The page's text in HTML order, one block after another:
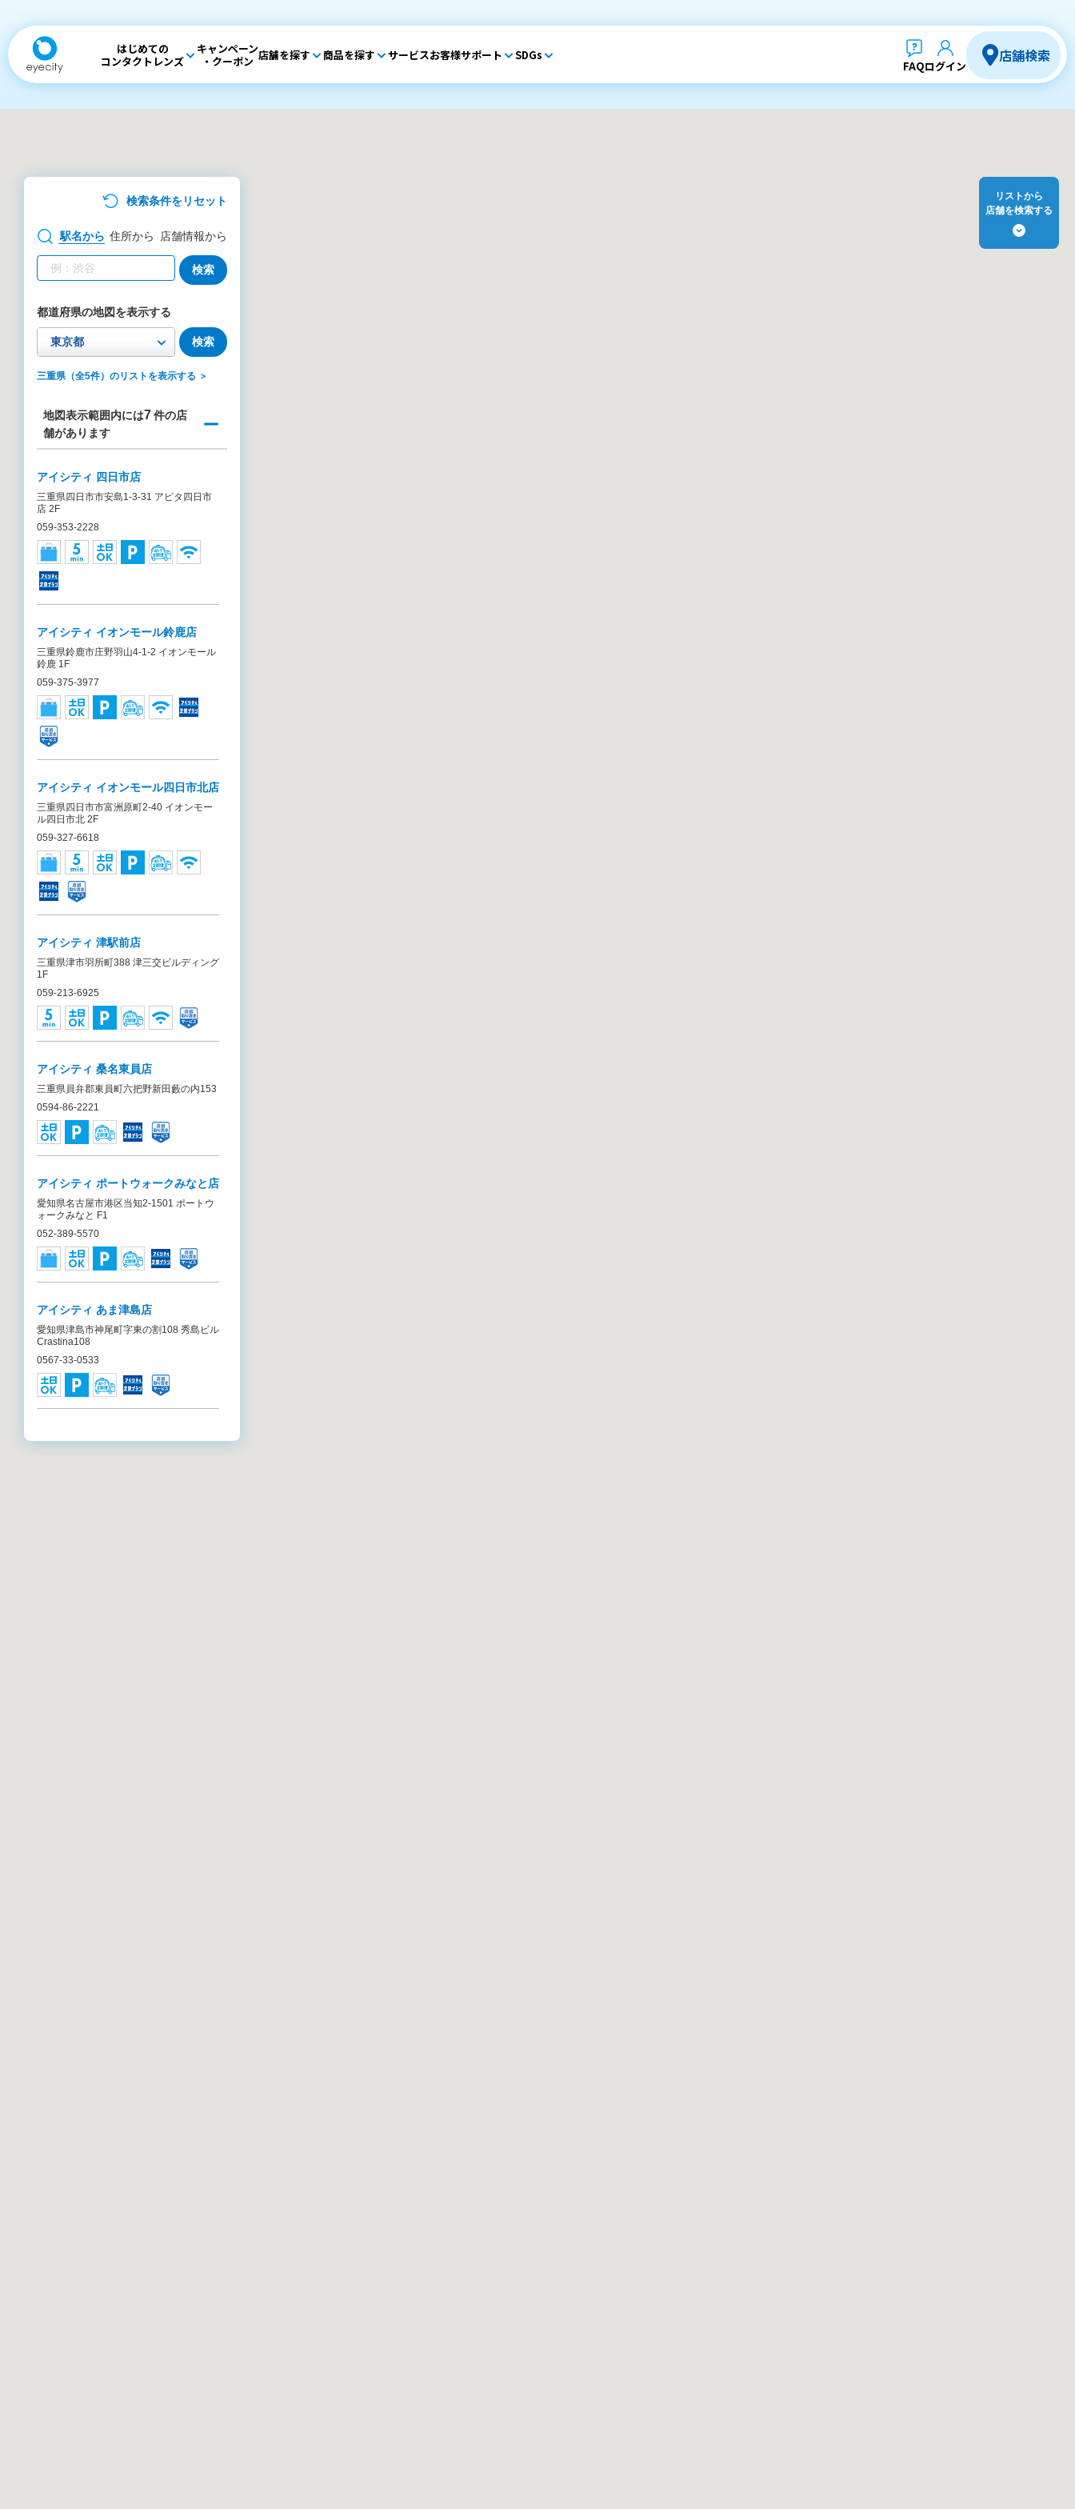
はじめての
コンタクトレンズ
キャンペーン
・クーポン 店舗を探す 商品を探す サービスお客様サポート SDGs
FAQログイン
店舗検索
検索条件をリセット
駅名から 住所から 店舗情報から
検索
都道府県の地図を表示する
検索
三重県（全5件）のリストを表示する ＞
地図表示範囲内には7件の店
舗があります
アイシティ 四日市店
三重県四日市市安島1-3-31 アピタ四日市
店 2F
059-353-2228
アイシティ イオンモール鈴鹿店
三重県鈴鹿市庄野羽山4-1-2 イオンモール
鈴鹿 1F
059-375-3977
アイシティ イオンモール四日市北店
三重県四日市市富洲原町2-40 イオンモー
ル四日市北 2F
059-327-6618
アイシティ 津駅前店
三重県津市羽所町388 津三交ビルディング
1F
059-213-6925
アイシティ 桑名東員店
三重県員弁郡東員町六把野新田藪の内153
0594-86-2221
アイシティ ポートウォークみなと店
愛知県名古屋市港区当知2-1501 ポートウ
ォークみなと F1
052-389-5570
アイシティ あま津島店
愛知県津島市神尾町字東の割108 秀島ビル
Crastina108
0567-33-0533
リストから
店舗を検索する